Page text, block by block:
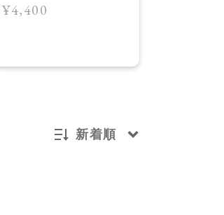
AW Collection＞EX04
¥4,400
新着順